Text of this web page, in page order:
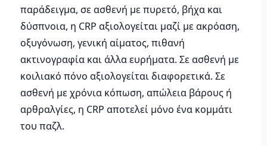
παράδειγμα, σε ασθενή με πυρετό, βήχα και
δύσπνοια, η CRP αξιολογείται μαζί με ακρόαση,
οξυγόνωση, γενική αίματος, πιθανή
ακτινογραφία και άλλα ευρήματα. Σε ασθενή με
κοιλιακό πόνο αξιολογείται διαφορετικά. Σε
ασθενή με χρόνια κόπωση, απώλεια βάρους ή
αρθραλγίες, η CRP αποτελεί μόνο ένα κομμάτι
του παζλ.